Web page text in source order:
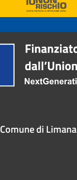
Comune di Limana